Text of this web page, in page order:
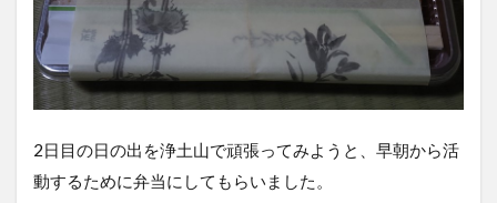
2日目の日の出を浄土山で頑張ってみようと、早朝から活
動するために弁当にしてもらいました。